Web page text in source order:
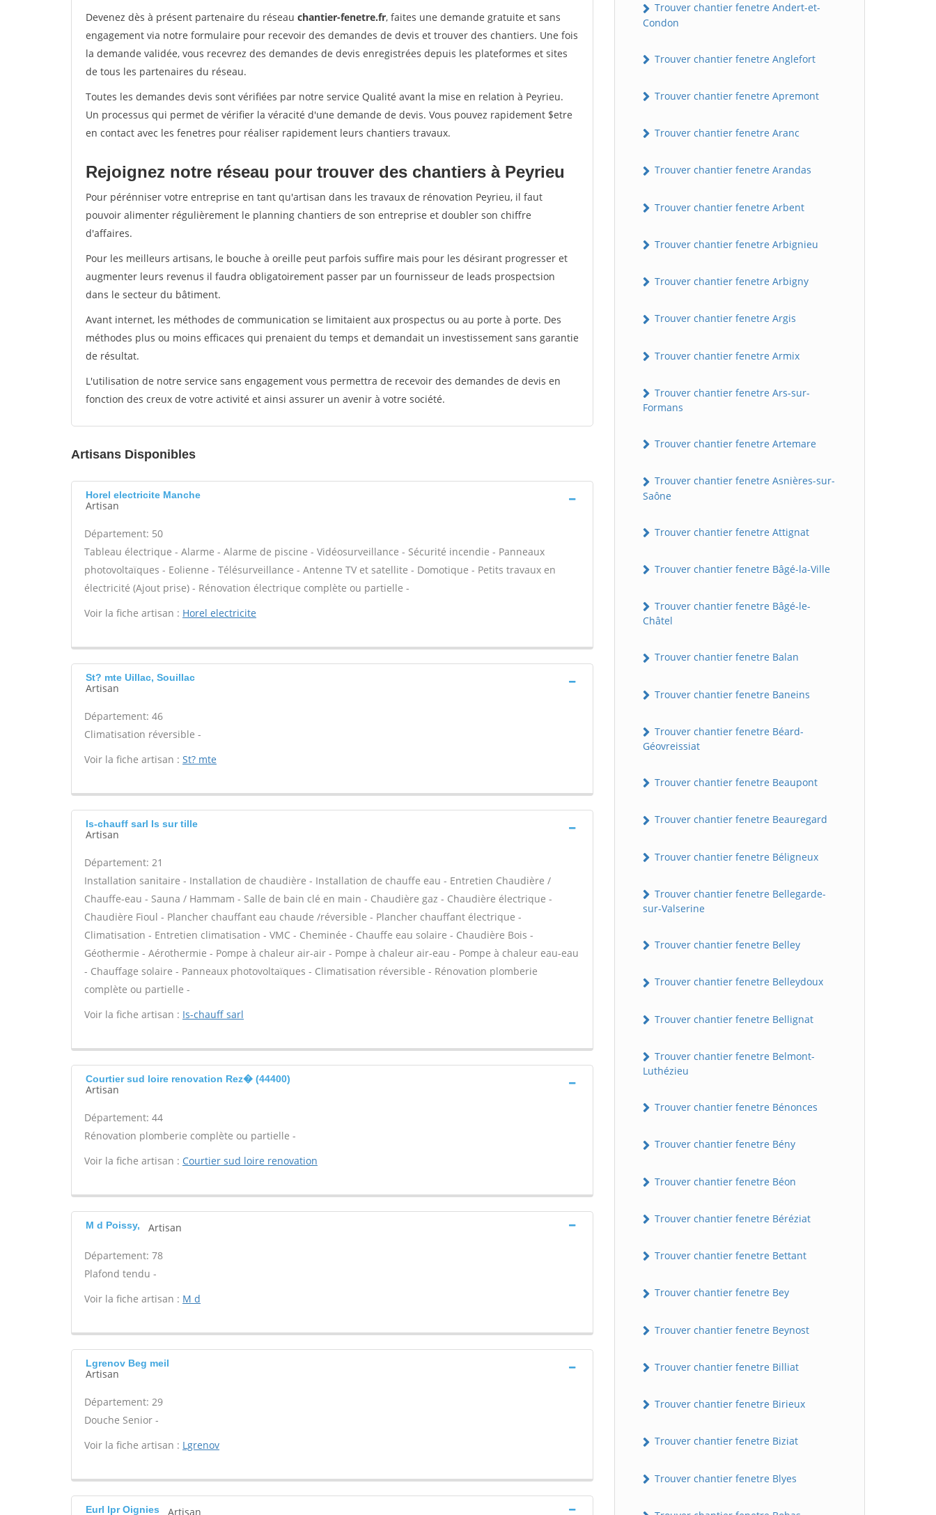
Devenez dès à présent partenaire du réseau chantier-fenetre.fr, faites une demande gratuite et sans
engagement via notre formulaire pour recevoir des demandes de devis et trouver des chantiers. Une fois
la demande validée, vous recevrez des demandes de devis enregistrées depuis les plateformes et sites
de tous les partenaires du réseau.
Toutes les demandes devis sont vérifiées par notre service Qualité avant la mise en relation à Peyrieu.
Un processus qui permet de vérifier la véracité d'une demande de devis. Vous pouvez rapidement $etre
en contact avec les fenetres pour réaliser rapidement leurs chantiers travaux.
Rejoignez notre réseau pour trouver des chantiers à Peyrieu
Pour pérénniser votre entreprise en tant qu'artisan dans les travaux de rénovation Peyrieu, il faut
pouvoir alimenter régulièrement le planning chantiers de son entreprise et doubler son chiffre
d'affaires.
Pour les meilleurs artisans, le bouche à oreille peut parfois suffire mais pour les désirant progresser et
augmenter leurs revenus il faudra obligatoirement passer par un fournisseur de leads prospectsion
dans le secteur du bâtiment.
Avant internet, les méthodes de communication se limitaient aux prospectus ou au porte à porte. Des
méthodes plus ou moins efficaces qui prenaient du temps et demandait un investissement sans garantie
de résultat.
L'utilisation de notre service sans engagement vous permettra de recevoir des demandes de devis en
fonction des creux de votre activité et ainsi assurer un avenir à votre société.
Artisans Disponibles
Horel electricite Manche
Artisan
Département: 50
Tableau électrique - Alarme - Alarme de piscine - Vidéosurveillance - Sécurité incendie - Panneaux
photovoltaïques - Eolienne - Télésurveillance - Antenne TV et satellite - Domotique - Petits travaux en
électricité (Ajout prise) - Rénovation électrique complète ou partielle -
Voir la fiche artisan : Horel electricite
St? mte Uillac, Souillac
Artisan
Département: 46
Climatisation réversible -
Voir la fiche artisan : St? mte
Is-chauff sarl Is sur tille
Artisan
Département: 21
Installation sanitaire - Installation de chaudière - Installation de chauffe eau - Entretien Chaudière /
Chauffe-eau - Sauna / Hammam - Salle de bain clé en main - Chaudière gaz - Chaudière électrique -
Chaudière Fioul - Plancher chauffant eau chaude /réversible - Plancher chauffant électrique -
Climatisation - Entretien climatisation - VMC - Cheminée - Chauffe eau solaire - Chaudière Bois -
Géothermie - Aérothermie - Pompe à chaleur air-air - Pompe à chaleur air-eau - Pompe à chaleur eau-eau
- Chauffage solaire - Panneaux photovoltaïques - Climatisation réversible - Rénovation plomberie
complète ou partielle -
Voir la fiche artisan : Is-chauff sarl
Courtier sud loire renovation Rez� (44400)
Artisan
Département: 44
Rénovation plomberie complète ou partielle -
Voir la fiche artisan : Courtier sud loire renovation
M d Poissy, Artisan
Département: 78
Plafond tendu -
Voir la fiche artisan : M d
Lgrenov Beg meil
Artisan
Département: 29
Douche Senior -
Voir la fiche artisan : Lgrenov
Eurl lpr Oignies Artisan
Trouver chantier fenetre Andert-et-
Condon
Trouver chantier fenetre Anglefort
Trouver chantier fenetre Apremont
Trouver chantier fenetre Aranc
Trouver chantier fenetre Arandas
Trouver chantier fenetre Arbent
Trouver chantier fenetre Arbignieu
Trouver chantier fenetre Arbigny
Trouver chantier fenetre Argis
Trouver chantier fenetre Armix
Trouver chantier fenetre Ars-sur-
Formans
Trouver chantier fenetre Artemare
Trouver chantier fenetre Asnières-sur-
Saône
Trouver chantier fenetre Attignat
Trouver chantier fenetre Bâgé-la-Ville
Trouver chantier fenetre Bâgé-le-
Châtel
Trouver chantier fenetre Balan
Trouver chantier fenetre Baneins
Trouver chantier fenetre Béard-
Géovreissiat
Trouver chantier fenetre Beaupont
Trouver chantier fenetre Beauregard
Trouver chantier fenetre Béligneux
Trouver chantier fenetre Bellegarde-
sur-Valserine
Trouver chantier fenetre Belley
Trouver chantier fenetre Belleydoux
Trouver chantier fenetre Bellignat
Trouver chantier fenetre Belmont-
Luthézieu
Trouver chantier fenetre Bénonces
Trouver chantier fenetre Bény
Trouver chantier fenetre Béon
Trouver chantier fenetre Béréziat
Trouver chantier fenetre Bettant
Trouver chantier fenetre Bey
Trouver chantier fenetre Beynost
Trouver chantier fenetre Billiat
Trouver chantier fenetre Birieux
Trouver chantier fenetre Biziat
Trouver chantier fenetre Blyes